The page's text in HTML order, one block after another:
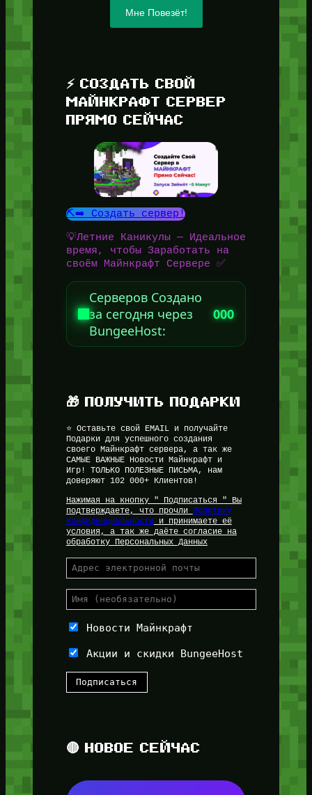
Мне Повезёт!
⚡ СОЗДАТЬ СВОЙ
МАЙНКРАФТ СЕРВЕР
ПРЯМО СЕЙЧАС
⛏️➡️ Создать сервер!
💡Летние Каникулы — Идеальное
время, чтобы Заработать на
своём Майнкрафт Сервере ✅
Серверов Создано
за сегодня через
BungeeHost:
000
🎁 ПОЛУЧИТЬ ПОДАРКИ
⭐ Оставьте свой EMAIL и получайте
Подарки для успешного создания
своего Майнкрафт сервера, а так же
САМЫЕ ВАЖНЫЕ Новости Майнкрафт и
Игр! ТОЛЬКО ПОЛЕЗНЫЕ ПИСЬМА, нам
доверяют 102 000+ Клиентов!
Нажимая на кнопку " Подписаться " Вы
подтверждаете, что прочли Политику
Конфиденциальностии принимаете её
условия, а так же даёте согласие на
обработку Персональных Данных
Новости Майнкрафт
Акции и скидки BungeeHost
🔴 НОВОЕ СЕЙЧАС